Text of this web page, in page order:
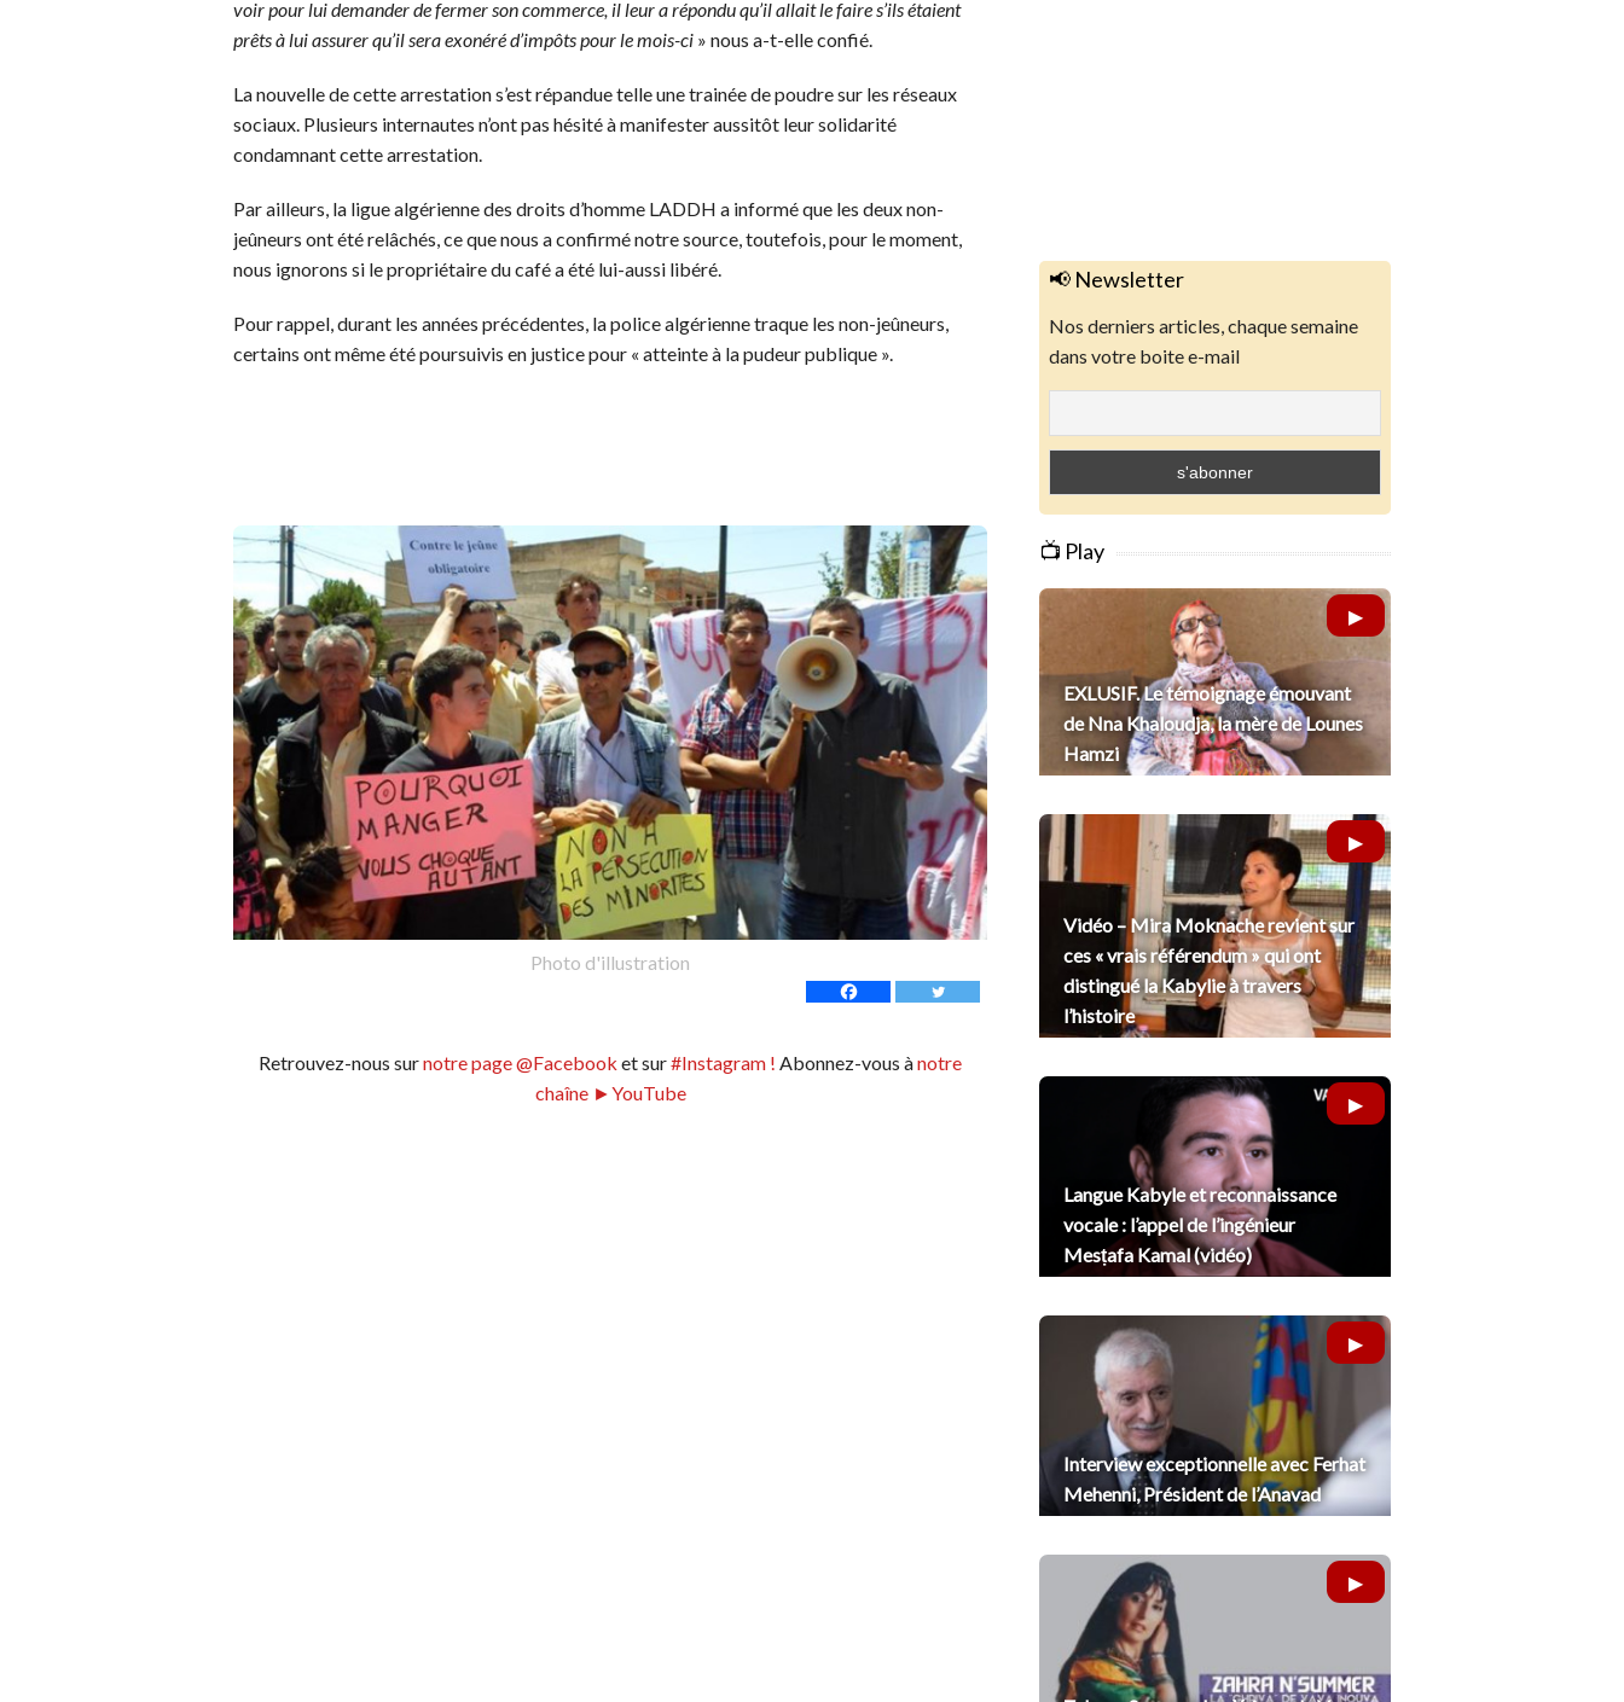
voir pour lui demander de fermer son commerce, il leur a répondu qu’il allait le faire s’ils étaient
prêts à lui assurer qu’il sera exonéré d’impôts pour le mois-ci » nous a-t-elle confié.
La nouvelle de cette arrestation s’est répandue telle une trainée de poudre sur les réseaux
sociaux. Plusieurs internautes n’ont pas hésité à manifester aussitôt leur solidarité
condamnant cette arrestation.
Par ailleurs, la ligue algérienne des droits d’homme LADDH a informé que les deux non-
jeûneurs ont été relâchés, ce que nous a confirmé notre source, toutefois, pour le moment,
nous ignorons si le propriétaire du café a été lui-aussi libéré.
Pour rappel, durant les années précédentes, la police algérienne traque les non-jeûneurs,
certains ont même été poursuivis en justice pour « atteinte à la pudeur publique ».
Photo d'illustration
Retrouvez-nous surnotre page @Facebook et sur#Instagram ! Abonnez-vous ànotre
chaîne ►YouTube
📢 Newsletter
Nos derniers articles, chaque semaine
dans votre boite e-mail
📺 Play
EXLUSIF. Le témoignage émouvant
de Nna Khaloudja, la mère de Lounes
Hamzi
Vidéo – Mira Moknache revient sur
ces « vrais référendum » qui ont
distingué la Kabylie à travers
l’histoire
Langue Kabyle et reconnaissance
vocale : l’appel de l’ingénieur
Mesṭafa Kamal (vidéo)
Interview exceptionnelle avec Ferhat
Mehenni, Président de l’Anavad